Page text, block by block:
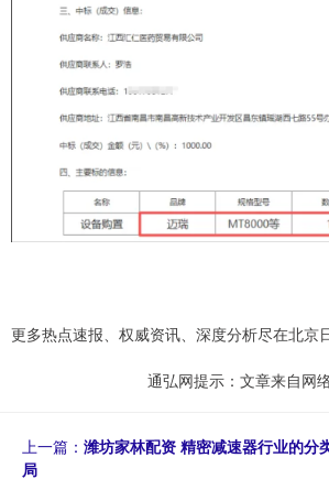
更多热点速报、权威资讯、深度分析尽在北京
通弘网提示：文章来自网
上一篇： 潍坊家林配资 精密减速器行业的分
局